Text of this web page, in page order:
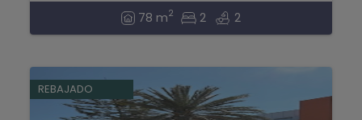
78 m2 2 2
REBAJADO